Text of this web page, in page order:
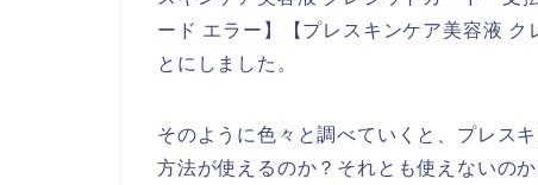
ード エラー】【プレスキンケア美容液
とにしました。
そのように色々と調べていくと、プレス
方法が使えるのか？それとも使えないの